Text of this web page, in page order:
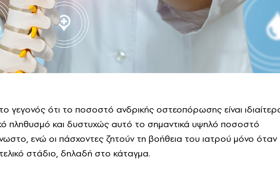
γεγονός ότι το ποσοστό ανδρικής οστεοπόρωσης είναι
πληθυσμό και δυστυχώς αυτό το σημαντικά υψηλό ποσοστό
ενώ οι πάσχοντες ζητούν τη βοήθεια του ιατρού μόνο όταν
στάδιο, δηλαδή στο κάταγμα.